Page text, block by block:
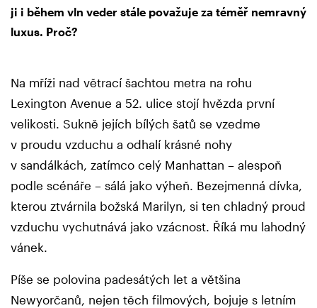
ji i během vln veder stále považuje za téměř nemravný
luxus. Proč?
Na mříži nad větrací šachtou metra na rohu
Lexington Avenue a 52. ulice stojí hvězda první
velikosti. Sukně jejích bílých šatů se vzedme
v proudu vzduchu a odhalí krásné nohy
v sandálkách, zatímco celý Manhattan – alespoň
podle scénáře – sálá jako výheň. Bezejmenná dívka,
kterou ztvárnila božská Marilyn, si ten chladný proud
vzduchu vychutnává jako vzácnost. Říká mu lahodný
vánek.
Píše se polovina padesátých let a většina
Newyorčanů, nejen těch filmových, bojuje s letním